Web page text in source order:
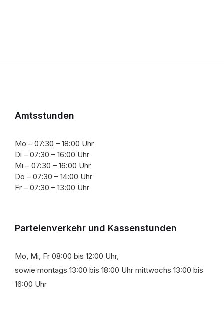
Amtsstunden
Mo – 07:30 – 18:00 Uhr
Di – 07:30 – 16:00 Uhr
Mi – 07:30 – 16:00 Uhr
Do – 07:30 – 14:00 Uhr
Fr – 07:30 – 13:00 Uhr
Parteienverkehr und Kassenstunden
Mo, Mi, Fr 08:00 bis 12:00 Uhr,
sowie montags 13:00 bis 18:00 Uhr mittwochs 13:00 bis
16:00 Uhr